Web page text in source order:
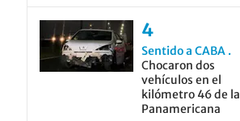
Sentido a CABA
Chocaron dos
vehículos en el
kilómetro 46 de la
Panamericana